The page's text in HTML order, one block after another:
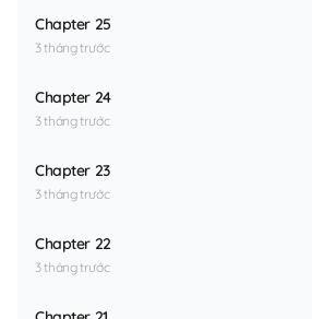
Chapter 25
3 tháng trước
Chapter 24
3 tháng trước
Chapter 23
3 tháng trước
Chapter 22
3 tháng trước